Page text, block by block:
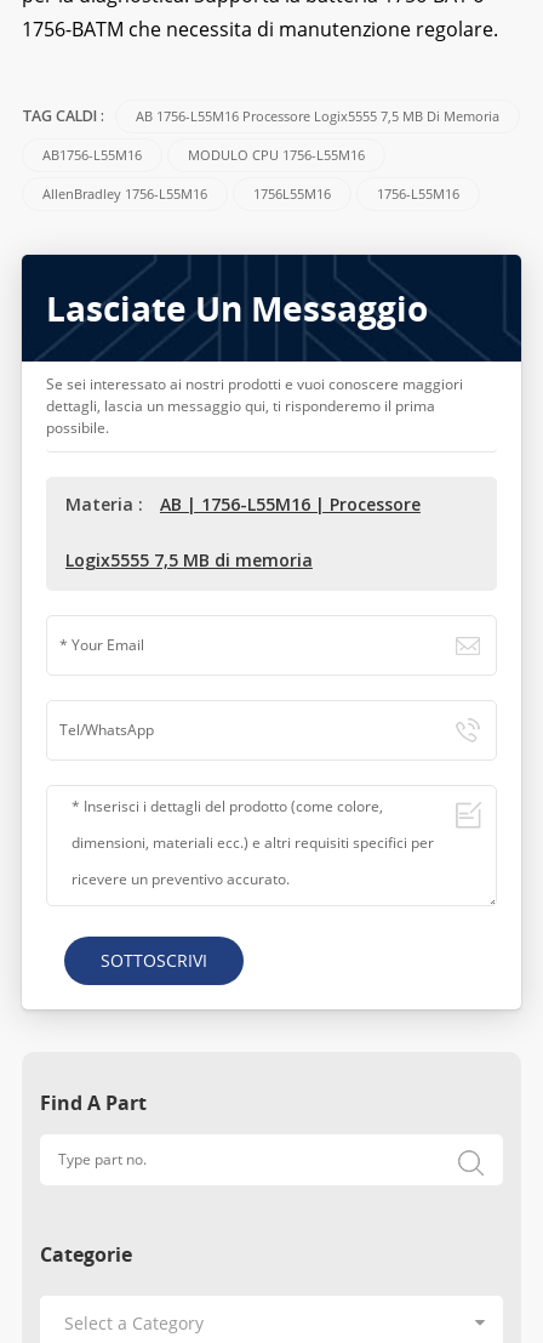
1756-BATM che necessita di manutenzione regolare.
TAG CALDI : AB 1756-L55M16 Processore Logix5555 7,5 MB Di Memoria
AB1756-L55M16 MODULO CPU 1756-L55M16
AllenBradley 1756-L55M16 1756L55M16 1756-L55M16
Lasciate Un Messaggio
Se sei interessato ai nostri prodotti e vuoi conoscere maggiori
dettagli, lascia un messaggio qui, ti risponderemo il prima
possibile.
Materia : AB | 1756-L55M16 | Processore
Logix5555 7,5 MB di memoria
SOTTOSCRIVI
Find A Part
Categorie